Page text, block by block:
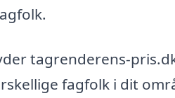
tagrenderens-
fagfolk i dit